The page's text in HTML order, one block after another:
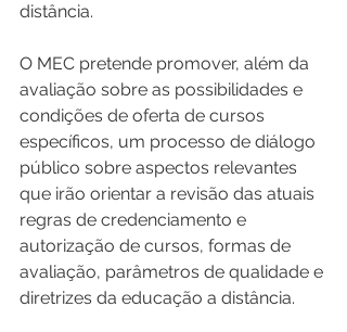
distância.
O MEC pretende promover, além da
avaliação sobre as possibilidades e
condições de oferta de cursos
específicos, um processo de diálogo
público sobre aspectos relevantes
que irão orientar a revisão das atuais
regras de credenciamento e
autorização de cursos, formas de
avaliação, parâmetros de qualidade e
diretrizes da educação a distância.